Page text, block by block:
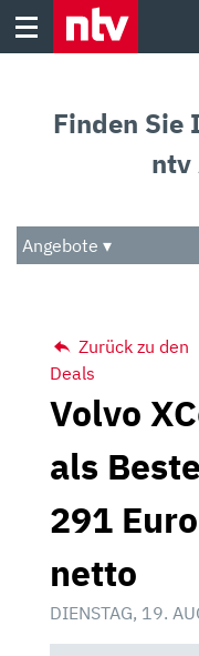
Skip
Audio
Das Beste
Finden Sie
ntv
Angebote ▾
Zurück zu den
Deals
Volvo
als
291
netto
DIENSTAG, 19.